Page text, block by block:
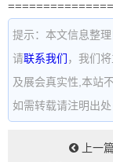
提示：本文信息整
请联系我们 ，我们
及展会真实性,本站
如需转载请注明出
上一篇